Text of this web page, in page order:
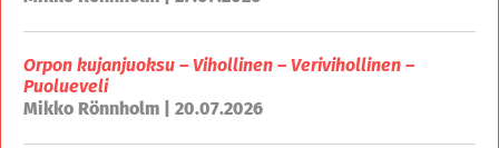
Orpon kujanjuoksu – Vihollinen – Verivihollinen –
Puolueveli
Mikko Rönnholm | 20.07.2026